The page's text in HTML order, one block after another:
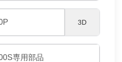
3D
専用部品